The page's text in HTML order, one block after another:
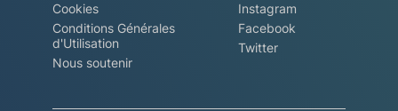
Cookies
Conditions Générales
d'Utilisation
Nous soutenir
Instagram
Facebook
Twitter